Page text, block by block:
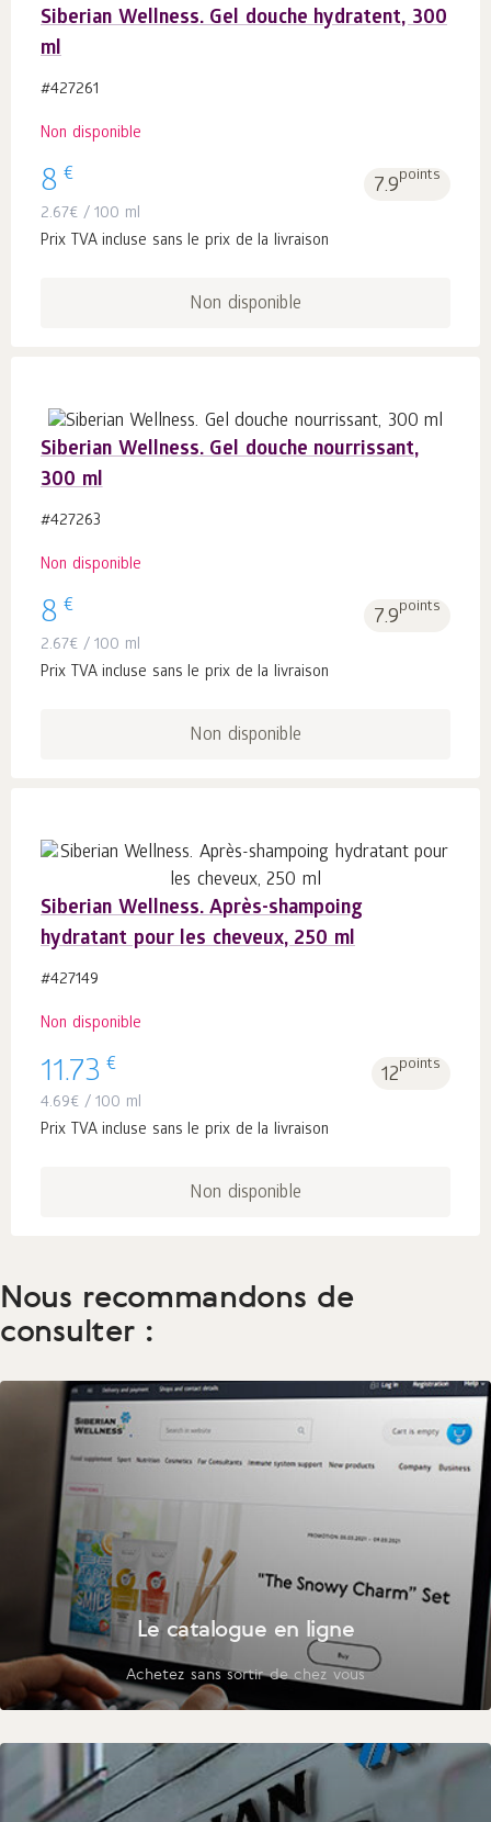
Siberian Wellness. Gel douche hydratent, 300
ml
#427261
Non disponible
8 € 7.9points
2.67€ / 100 ml
Prix TVA incluse sans le prix de la livraison
Non disponible
Siberian Wellness. Gel douche nourrissant,
300 ml
#427263
Non disponible
8 € 7.9points
2.67€ / 100 ml
Prix TVA incluse sans le prix de la livraison
Non disponible
Siberian Wellness. Après-shampoing
hydratant pour les cheveux, 250 ml
#427149
Non disponible
11.73 € 12points
4.69€ / 100 ml
Prix TVA incluse sans le prix de la livraison
Non disponible
Nous recommandons de
consulter :
Le catalogue en ligne
Achetez sans sortir de chez vous